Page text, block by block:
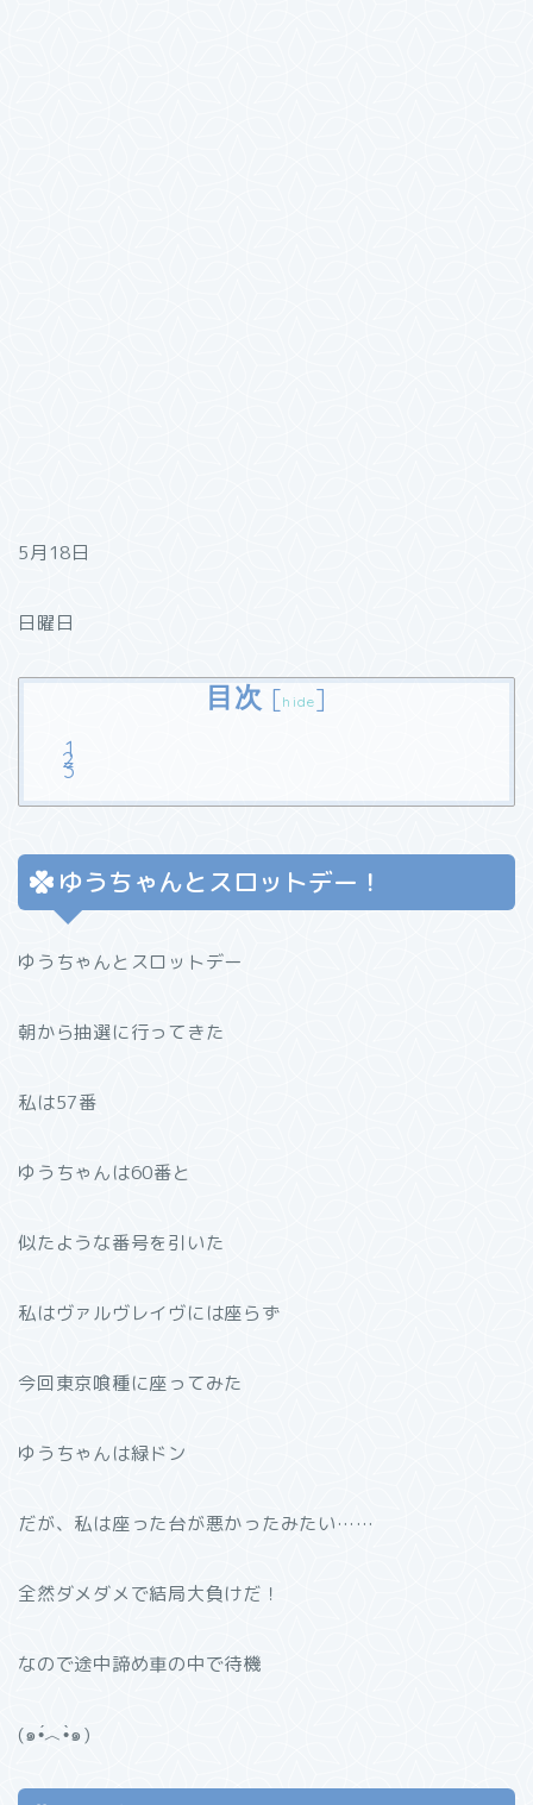
5月18日
日曜日
目次 [hide]
ゆうちゃんとスロットデー！
ゆうちゃんとスロットデー
朝から抽選に行ってきた
私は57番
ゆうちゃんは60番と
似たような番号を引いた
私はヴァルヴレイヴには座らず
今回東京喰種に座ってみた
ゆうちゃんは緑ドン
だが、私は座った台が悪かったみたい……
全然ダメダメで結局大負けだ！
なので途中諦め車の中で待機
(๑•́︿•̀๑)